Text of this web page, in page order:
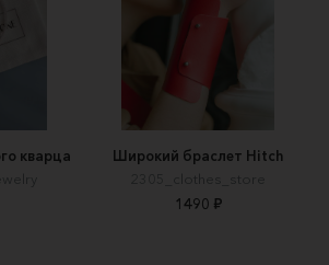
кварца
Широкий браслет Hitch
2305_clothes_store
1490 ₽